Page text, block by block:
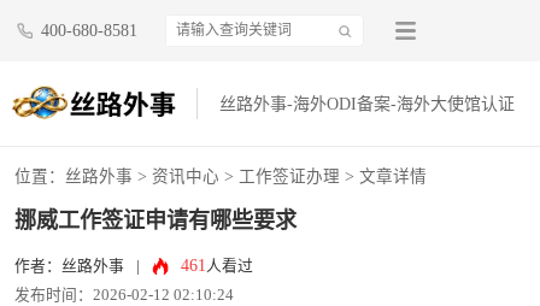
400-680-8581
丝路外事-海外ODI备案-海外大使馆认证
位置： 丝路外事 > 资讯中心 > 工作签证办理 > 文章详情
挪威工作签证申请有哪些要求
作者：丝路外事 461人看过
发布时间：2026-02-12 02:10:24